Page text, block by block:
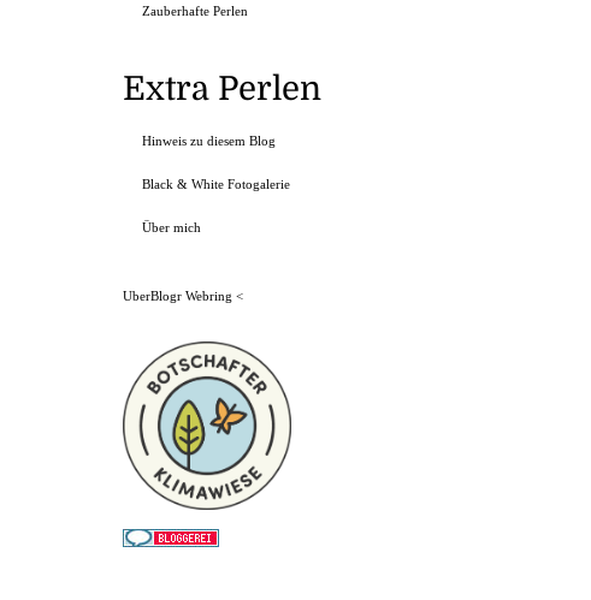
Zauberhafte Perlen
Extra Perlen
Hinweis zu diesem Blog
Black & White Fotogalerie
Über mich
UberBlogr Webring <